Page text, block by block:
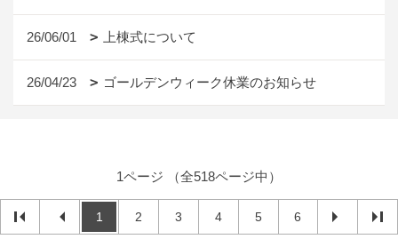
26/06/01 上棟式について
26/04/23 ゴールデンウィーク休業のお知らせ
1ページ （全518ページ中）
1 2 3 4 5 6